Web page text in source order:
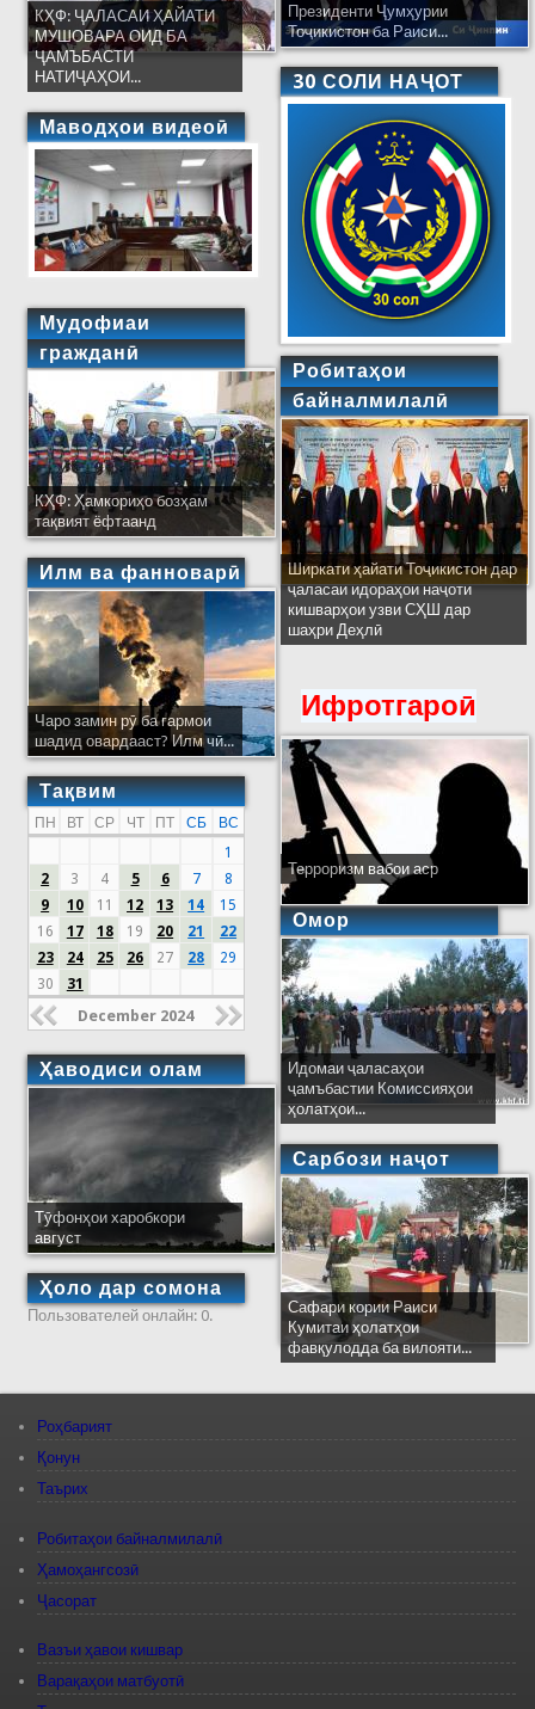
КҲФ: ҶАЛАСАИ ҲАЙАТИ
МУШОВАРА ОИД БА
ҶАМЪБАСТИ
НАТИҶАҲОИ...
Маводҳои видеоӣ
Мудофиаи
гражданӣ
КҲФ: Ҳамкориҳо бозҳам
тақвият ёфтаанд
Илм ва фанноварӣ
Чаро замин рӯ ба гармои
шадид овардааст? Илм чӣ...
Тақвим
ПН ВТ СР ЧТ ПТ СБ
ВС
1
2
3 4 5 6 7
8
9
10 11 12 13 14
15
16
17 18 19 20 21
22
23
24 25 26 27 28
29
30
31
December 2024
Ҳаводиси олам
Тӯфонҳои харобкори
август
Ҳоло дар сомона
Пользователей онлайн: 0.
Президенти Ҷумҳурии
Тоҷикистон ба Раиси...
30 СОЛИ НАҶОТ
Робитаҳои
байналмилалӣ
Ширкати ҳайати Тоҷикистон дар
ҷаласаи идораҳои наҷоти
кишварҳои узви СҲШ дар
шаҳри Деҳлӣ
Ифротгароӣ
Терроризм вабои аср
Омор
Идомаи ҷаласаҳои
ҷамъбастии Комиссияҳои
ҳолатҳои...
Сарбози наҷот
Сафари кории Раиси
Кумитаи ҳолатҳои
фавқулодда ба вилояти...
Роҳбарият
Қонун
Таърих
Робитаҳои байналмилалӣ
Ҳамоҳангсозӣ
Ҷасорат
Вазъи ҳавои кишвар
Варақаҳои матбуотӣ